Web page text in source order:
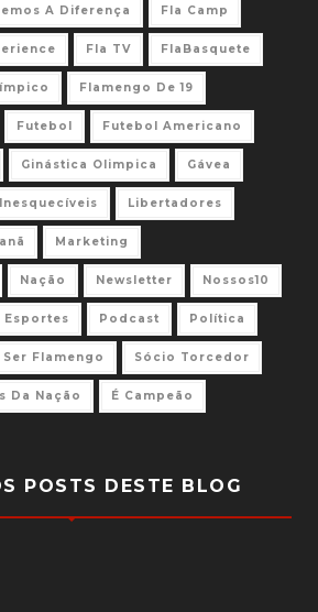
A Diferença Fla Camp
Fla TV FlaBasquete
Flamengo De 19
Futebol Futebol Americano
Ginástica Olimpica Gávea
Libertadores
Marketing
Nação Newsletter Nossos10
Esportes Podcast Política
Ser Flamengo Sócio Torcedor
Da Nação É Campeão
POSTS DESTE BLOG